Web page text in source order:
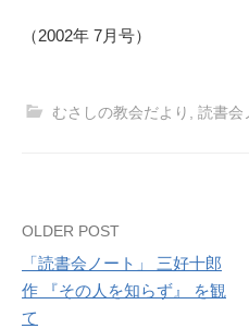
（2002年 7月号）
むさしの教会だより 読書
Post
navigation
OLDER POST
「読書会ノート」 三好十郎
作 『その人を知らず』 を観
て